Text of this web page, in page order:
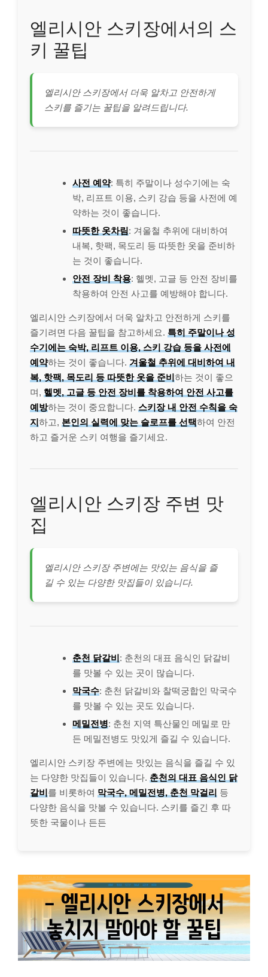
엘리시안 스키장에서의 스
키 꿀팁
엘리시안 스키장에서 더욱 알차고 안전하게
스키를 즐기는 꿀팁을 알려드립니다.
사전 예약: 특히 주말이나 성수기에는 숙
박, 리프트 이용, 스키 강습 등을 사전에 예
약하는 것이 좋습니다.
따뜻한 옷차림: 겨울철 추위에 대비하여
내복, 핫팩, 목도리 등 따뜻한 옷을 준비하
는 것이 좋습니다.
안전 장비 착용: 헬멧, 고글 등 안전 장비를
착용하여 안전 사고를 예방해야 합니다.
엘리시안 스키장에서 더욱 알차고 안전하게 스키를
즐기려면 다음 꿀팁을 참고하세요. 특히 주말이나 성
수기에는 숙박, 리프트 이용, 스키 강습 등을 사전에
예약하는 것이 좋습니다. 겨울철 추위에 대비하여 내
복, 핫팩, 목도리 등 따뜻한 옷을 준비하는 것이 좋으
며, 헬멧, 고글 등 안전 장비를 착용하여 안전 사고를
예방하는 것이 중요합니다. 스키장 내 안전 수칙을 숙
지하고, 본인의 실력에 맞는 슬로프를 선택하여 안전
하고 즐거운 스키 여행을 즐기세요.
엘리시안 스키장 주변 맛
집
엘리시안 스키장 주변에는 맛있는 음식을 즐
길 수 있는 다양한 맛집들이 있습니다.
춘천 닭갈비: 춘천의 대표 음식인 닭갈비
를 맛볼 수 있는 곳이 많습니다.
막국수: 춘천 닭갈비와 찰떡궁합인 막국수
를 맛볼 수 있는 곳도 있습니다.
메밀전병: 춘천 지역 특산물인 메밀로 만
든 메밀전병도 맛있게 즐길 수 있습니다.
엘리시안 스키장 주변에는 맛있는 음식을 즐길 수 있
는 다양한 맛집들이 있습니다. 춘천의 대표 음식인 닭
갈비를 비롯하여 막국수, 메밀전병, 춘천 막걸리 등
다양한 음식을 맛볼 수 있습니다. 스키를 즐긴 후 따
뜻한 국물이나 든든